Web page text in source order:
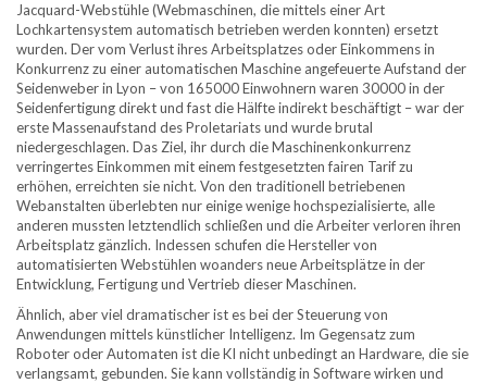
Jacquard-Webstühle (Webmaschinen, die mittels einer Art
Lochkartensystem automatisch betrieben werden konnten) ersetzt
wurden. Der vom Verlust ihres Arbeitsplatzes oder Einkommens in
Konkurrenz zu einer automatischen Maschine angefeuerte Aufstand der
Seidenweber in Lyon – von 165000 Einwohnern waren 30000 in der
Seidenfertigung direkt und fast die Hälfte indirekt beschäftigt – war der
erste Massenaufstand des Proletariats und wurde brutal
niedergeschlagen. Das Ziel, ihr durch die Maschinenkonkurrenz
verringertes Einkommen mit einem festgesetzten fairen Tarif zu
erhöhen, erreichten sie nicht. Von den traditionell betriebenen
Webanstalten überlebten nur einige wenige hochspezialisierte, alle
anderen mussten letztendlich schließen und die Arbeiter verloren ihren
Arbeitsplatz gänzlich. Indessen schufen die Hersteller von
automatisierten Webstühlen woanders neue Arbeitsplätze in der
Entwicklung, Fertigung und Vertrieb dieser Maschinen.
Ähnlich, aber viel dramatischer ist es bei der Steuerung von
Anwendungen mittels künstlicher Intelligenz. Im Gegensatz zum
Roboter oder Automaten ist die KI nicht unbedingt an Hardware, die sie
verlangsamt, gebunden. Sie kann vollständig in Software wirken und